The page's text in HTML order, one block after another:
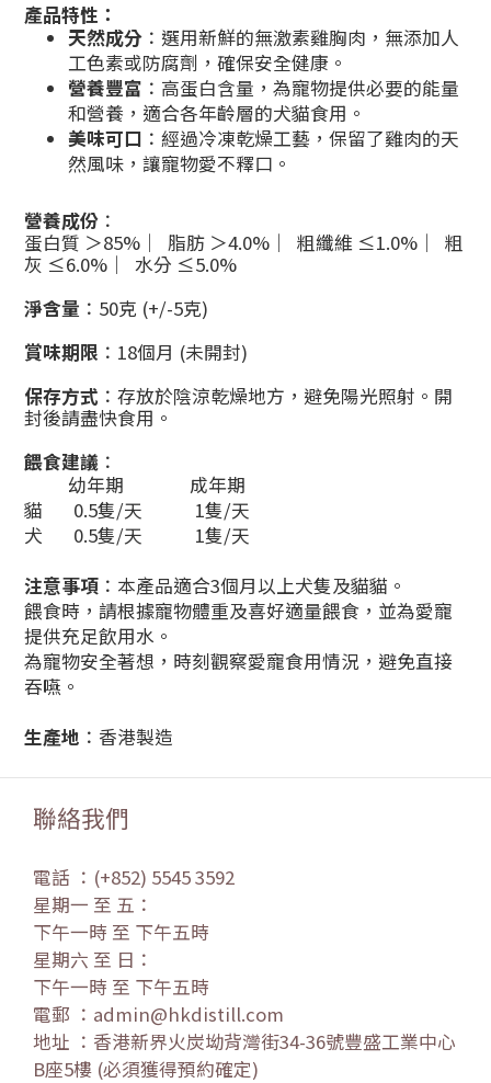
產品特性：
天然成分 ：選用新鮮的無激素雞胸肉，無添加人
工色素或防腐劑，確保安全健康。
營養豐富 ：高蛋白含量，為寵物提供必要的能量
和營養，適合各年齡層的犬貓食用。
美味可口 ：經過冷凍乾燥工藝，保留了雞肉的天
然風味，讓寵物愛不釋口。
營養成份 ：
蛋白質 ＞85% ︳脂肪 ＞4.0% ︳粗纖維 ≤1.0% ︳粗
灰 ≤6.0% ︳水分 ≤5.0%
淨含量 ：50克 (+/-5克)
賞味期限 ：18個月 (未開封)
保存方式 ：存放於陰涼乾燥地方，避免陽光照射。開
封後請盡快食用。
餵食建議 ：
幼年期 成年期
貓 0.5隻/天 1隻/天
犬 0.5隻/天 1隻/天
注意事項 ：本產品適合3個月以上犬隻及貓貓。
餵食時，請根據寵物體重及喜好適量餵食，並為愛寵
提供充足飲用水。
為寵物安全著想，時刻觀察愛寵食用情況，避免直接
吞嚥。
生產地 ：香港製造
聯絡我們
電話 ：(+852) 5545 3592
星期一 至 五：
下午一時 至 下午五時
星期六 至 日：
下午一時 至 下午五時
電郵 ：admin@hkdistill.com
地址 ：香港新界火炭坳背灣街34-36號豐盛工業中心
B座5樓 (必須獲得預約確定)